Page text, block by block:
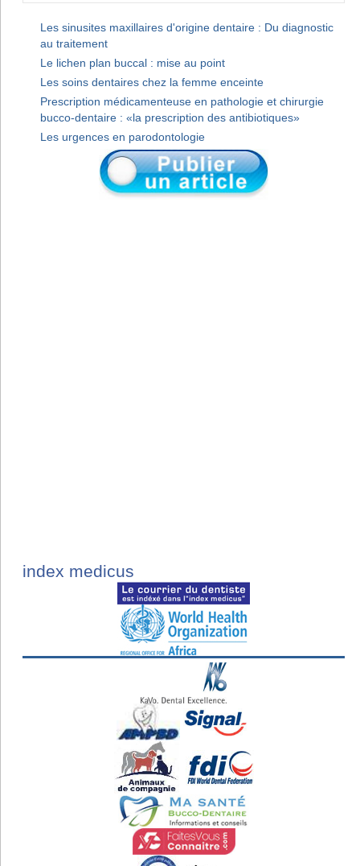
Les sinusites maxillaires d'origine dentaire : Du diagnostic
au traitement
Le lichen plan buccal : mise au point
Les soins dentaires chez la femme enceinte
Prescription médicamenteuse en pathologie et chirurgie
bucco-dentaire : «la prescription des antibiotiques»
Les urgences en parodontologie
index medicus